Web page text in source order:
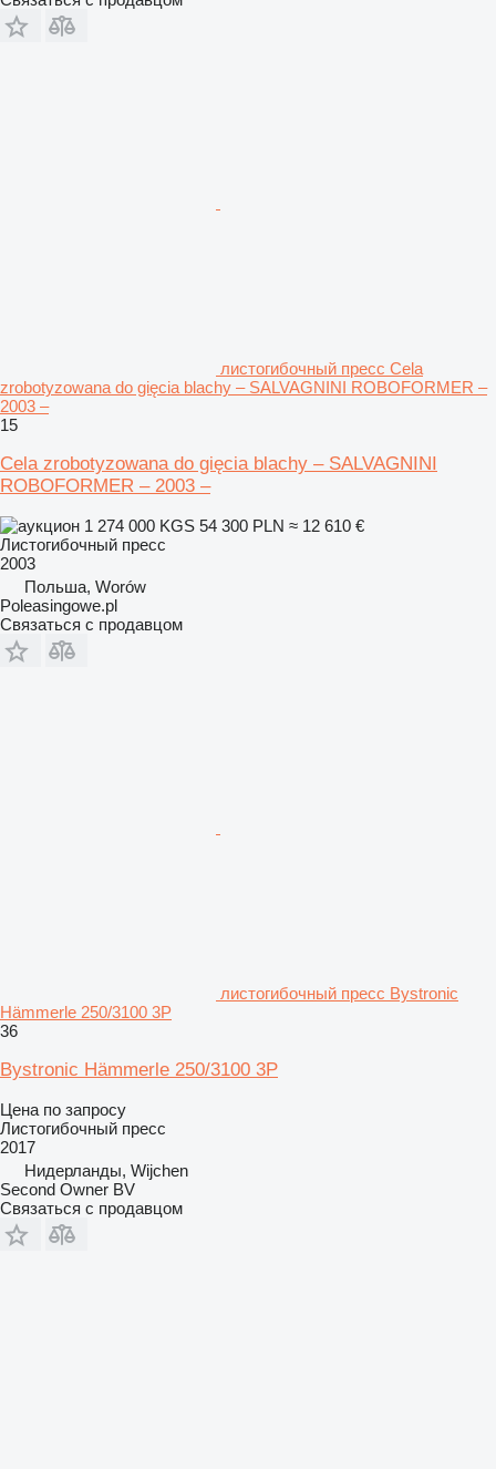
листогибочный пресс Cela
zrobotyzowana do gięcia blachy – SALVAGNINI ROBOFORMER –
2003 –
15
Cela zrobotyzowana do gięcia blachy – SALVAGNINI
ROBOFORMER – 2003 –
1 274 000 KGS 54 300 PLN ≈ 12 610 €
Листогибочный пресс
2003
Польша, Worów
Poleasingowe.pl
Связаться с продавцом
листогибочный пресс Bystronic
Hämmerle 250/3100 3P
36
Bystronic Hämmerle 250/3100 3P
Цена по запросу
Листогибочный пресс
2017
Нидерланды, Wijchen
Second Owner BV
Связаться с продавцом